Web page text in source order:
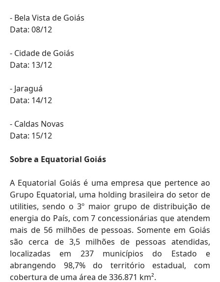
- Bela Vista de Goiás
Data: 08/12
- Cidade de Goiás
Data: 13/12
- Jaraguá
Data: 14/12
- Caldas Novas
Data: 15/12
Sobre a Equatorial Goiás
A Equatorial Goiás é uma empresa que pertence ao
Grupo Equatorial, uma holding brasileira do setor de
utilities, sendo o 3º maior grupo de distribuição de
energia do País, com 7 concessionárias que atendem
mais de 56 milhões de pessoas. Somente em Goiás
são cerca de 3,5 milhões de pessoas atendidas,
localizadas em 237 municípios do Estado e
abrangendo 98,7% do território estadual, com
cobertura de uma área de 336.871 km².